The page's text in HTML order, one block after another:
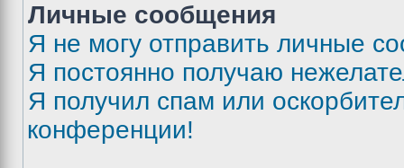
Личные сообщения
Я не могу отправить личные
Я постоянно получаю
Я получил спам или
конференции!